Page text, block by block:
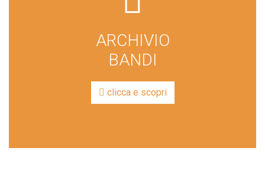
archive
ARCHIVIO
BANDI
clicca e scopri